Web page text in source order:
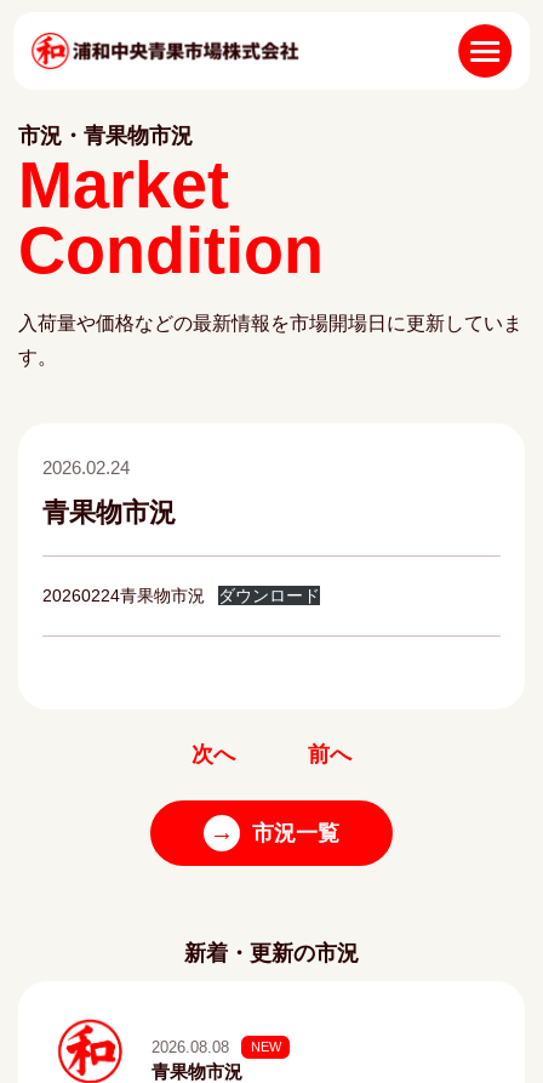
市況・青果物市況
Market
Condition
入荷量や価格などの最新情報を市場開場日に更新していま
す。
2026.02.24
青果物市況
20260224青果物市況 ダウンロード
前へ
次へ
→ 市況一覧
新着・更新の市況
2026.08.08 NEW
青果物市況